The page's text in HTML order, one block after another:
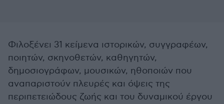
Φιλοξένει 31 κείμενα ιστορικών, συγγραφέων,
ποιητών, σκηνοθετών, καθηγητών,
δημοσιογράφων, μουσικών, ηθοποιών που
αναπαριστούν πλευρές και όψεις της
περιπετειώδους ζωής και του δυναμικού έργου